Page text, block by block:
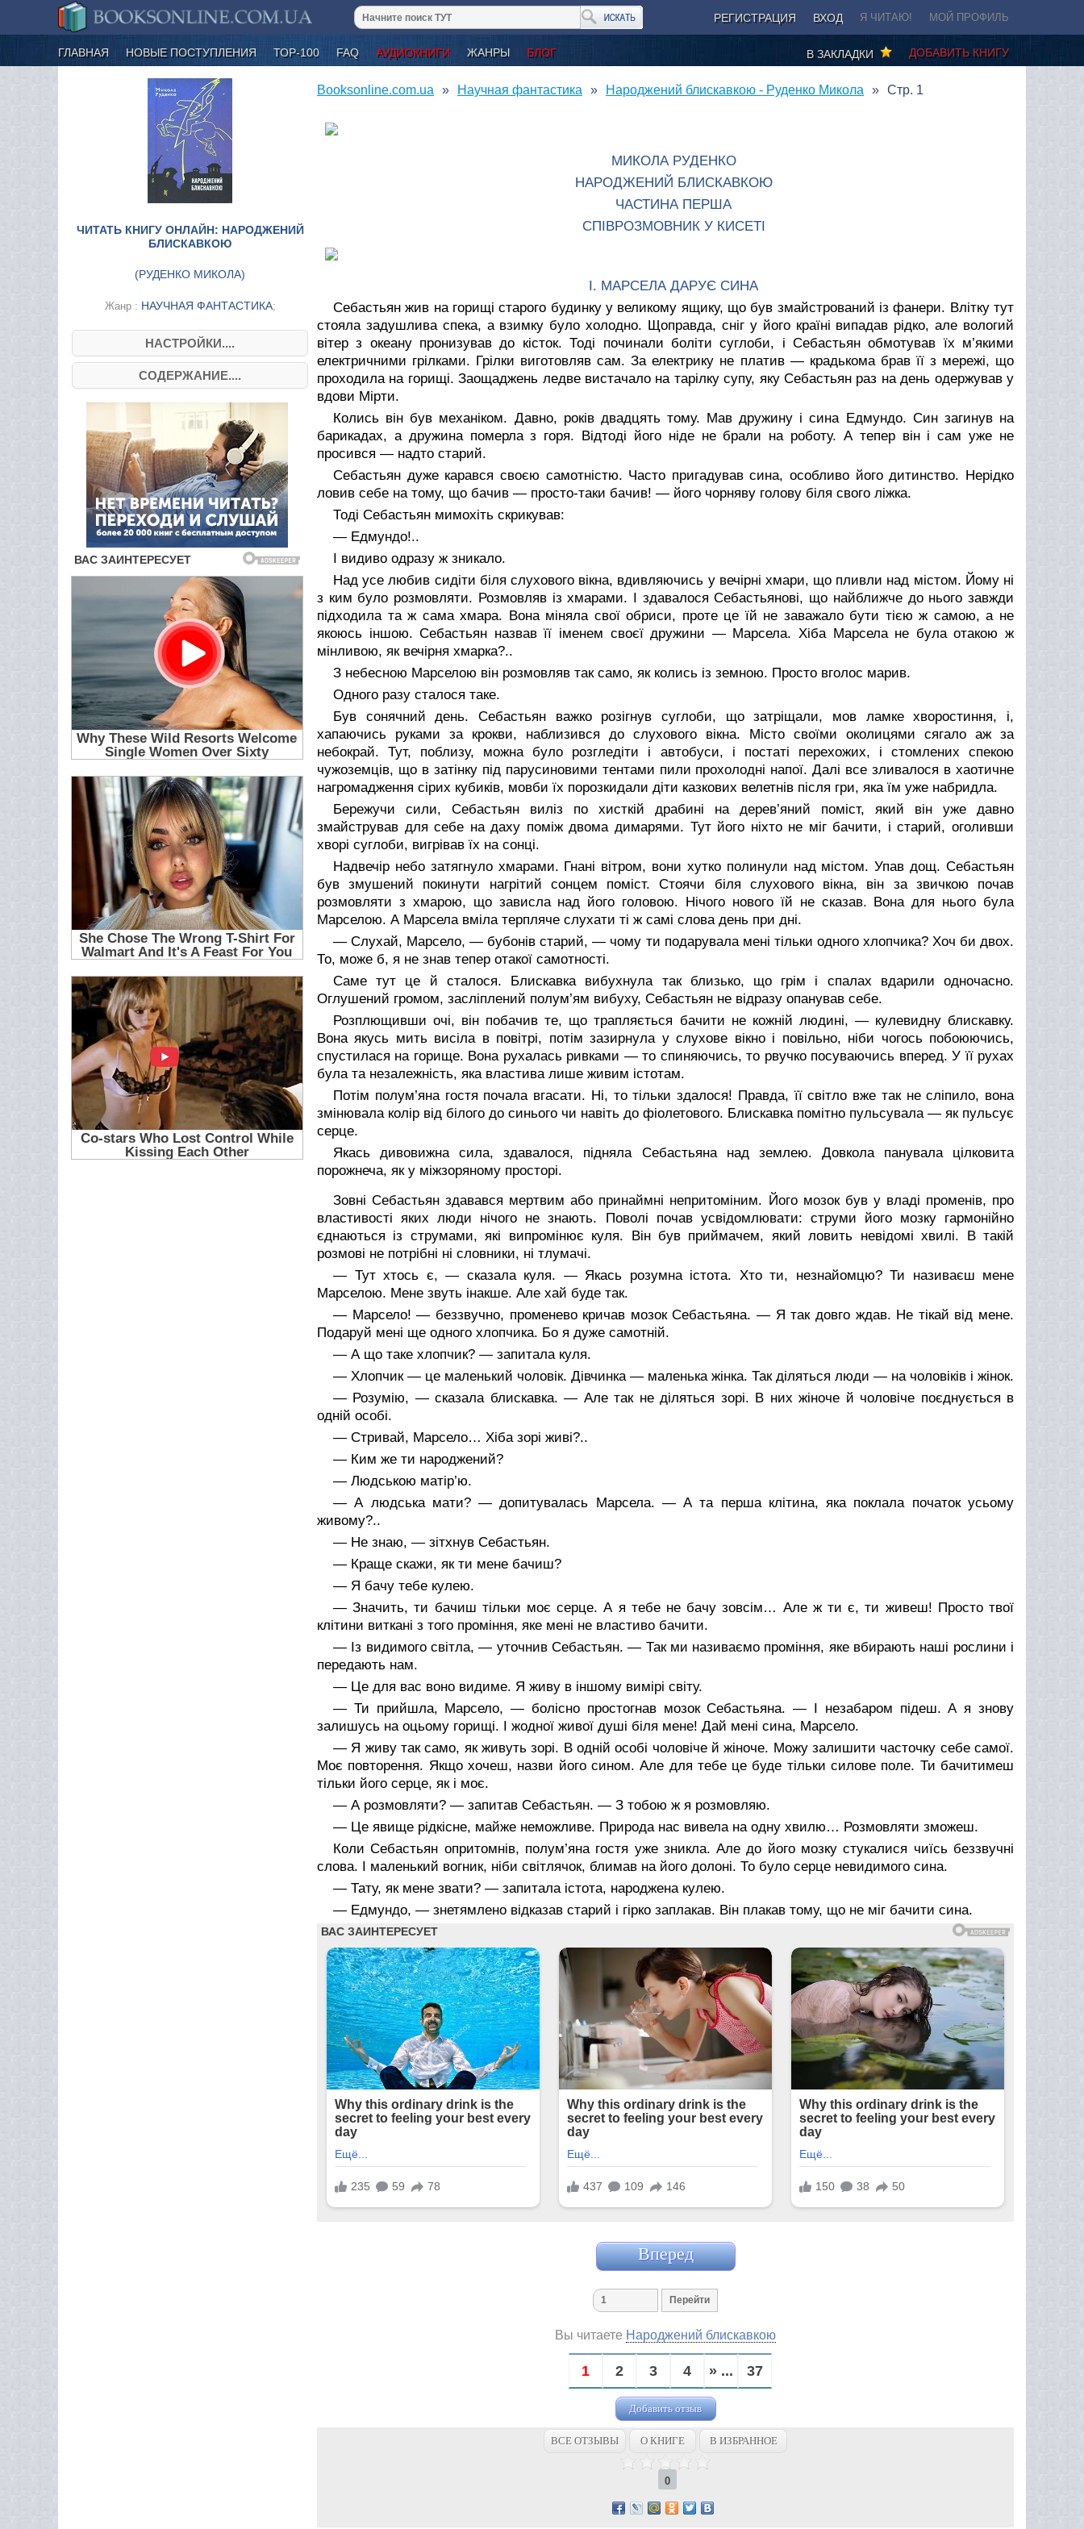
РЕГИСТРАЦИЯ ВХОД Я ЧИТАЮ! МОЙ ПРОФИЛЬ
ГЛАВНАЯ НОВЫЕ ПОСТУПЛЕНИЯ ТОР-100 FAQ АУДИОКНИГИ ЖАНРЫ БЛОГ ДОБАВИТЬ КНИГУ
В ЗАКЛАДКИ
ЧИТАТЬ КНИГУ ОНЛАЙН: НАРОДЖЕНИЙ
БЛИСКАВКОЮ
(РУДЕНКО МИКОЛА)
Жанр : НАУЧНАЯ ФАНТАСТИКА;
НАСТРОЙКИ....
СОДЕРЖАНИЕ....
Booksonline.com.ua Научная фантастика Народжений блискавкою - Руденко Микола Стр. 1
МИКОЛА РУДЕНКО
НАРОДЖЕНИЙ БЛИСКАВКОЮ
ЧАСТИНА ПЕРША
СПІВРОЗМОВНИК У КИСЕТІ
I. МАРСЕЛА ДАРУЄ СИНА
Себастьян жив на горищі старого будинку у великому ящику, що був змайстрований із фанери. Влітку тут
стояла задушлива спека, а взимку було холодно. Щоправда, сніг у його країні випадав рідко, але вологий
вітер з океану пронизував до кісток. Тоді починали боліти суглоби, і Себастьян обмотував їх м’якими
електричними грілками. Грілки виготовляв сам. За електрику не платив — крадькома брав її з мережі, що
проходила на горищі. Заощаджень ледве вистачало на тарілку супу, яку Себастьян раз на день одержував у
вдови Мірти.
Колись він був механіком. Давно, років двадцять тому. Мав дружину і сина Едмундо. Син загинув на
барикадах, а дружина померла з горя. Відтоді його ніде не брали на роботу. А тепер він і сам уже не
просився — надто старий.
Себастьян дуже карався своєю самотністю. Часто пригадував сина, особливо його дитинство. Нерідко
ловив себе на тому, що бачив — просто-таки бачив! — його чорняву голову біля свого ліжка.
Тоді Себастьян мимохіть скрикував:
— Едмундо!..
І видиво одразу ж зникало.
Над усе любив сидіти біля слухового вікна, вдивляючись у вечірні хмари, що пливли над містом. Йому ні
з ким було розмовляти. Розмовляв із хмарами. І здавалося Себастьянові, що найближче до нього завжди
підходила та ж сама хмара. Вона міняла свої обриси, проте це їй не заважало бути тією ж самою, а не
якоюсь іншою. Себастьян назвав її іменем своєї дружини — Марсела. Хіба Марсела не була отакою ж
мінливою, як вечірня хмарка?..
З небесною Марселою він розмовляв так само, як колись із земною. Просто вголос марив.
Одного разу сталося таке.
Був сонячний день. Себастьян важко розігнув суглоби, що затріщали, мов ламке хворостиння, і,
хапаючись руками за крокви, наблизився до слухового вікна. Місто своїми околицями сягало аж за
небокрай. Тут, поблизу, можна було розгледіти і автобуси, і постаті перехожих, і стомлених спекою
чужоземців, що в затінку під парусиновими тентами пили прохолодні напої. Далі все зливалося в хаотичне
нагромадження сірих кубиків, мовби їх порозкидали діти казкових велетнів після гри, яка їм уже набридла.
Бережучи сили, Себастьян виліз по хисткій драбині на дерев’яний поміст, який він уже давно
змайстрував для себе на даху поміж двома димарями. Тут його ніхто не міг бачити, і старий, оголивши
хворі суглоби, вигрівав їх на сонці.
Надвечір небо затягнуло хмарами. Гнані вітром, вони хутко полинули над містом. Упав дощ. Себастьян
був змушений покинути нагрітий сонцем поміст. Стоячи біля слухового вікна, він за звичкою почав
розмовляти з хмарою, що зависла над його головою. Нічого нового їй не сказав. Вона для нього була
Марселою. А Марсела вміла терпляче слухати ті ж самі слова день при дні.
— Слухай, Марсело, — бубонів старий, — чому ти подарувала мені тільки одного хлопчика? Хоч би двох.
То, може б, я не знав тепер отакої самотності.
Саме тут це й сталося. Блискавка вибухнула так близько, що грім і спалах вдарили одночасно.
Оглушений громом, засліплений полум’ям вибуху, Себастьян не відразу опанував себе.
Розплющивши очі, він побачив те, що трапляється бачити не кожній людині, — кулевидну блискавку.
Вона якусь мить висіла в повітрі, потім зазирнула у слухове вікно і повільно, ніби чогось побоюючись,
спустилася на горище. Вона рухалась ривками — то спиняючись, то рвучко посуваючись вперед. У її рухах
була та незалежність, яка властива лише живим істотам.
Потім полум’яна гостя почала вгасати. Ні, то тільки здалося! Правда, її світло вже так не сліпило, вона
змінювала колір від білого до синього чи навіть до фіолетового. Блискавка помітно пульсувала — як пульсує
серце.
Якась дивовижна сила, здавалося, підняла Себастьяна над землею. Довкола панувала цілковита
порожнеча, як у міжзоряному просторі.
Зовні Себастьян здавався мертвим або принаймні непритоміним. Його мозок був у владі променів, про
властивості яких люди нічого не знають. Поволі почав усвідомлювати: струми його мозку гармонійно
єднаються із струмами, які випромінює куля. Він був приймачем, який ловить невідомі хвилі. В такій
розмові не потрібні ні словники, ні тлумачі.
— Тут хтось є, — сказала куля. — Якась розумна істота. Хто ти, незнайомцю? Ти називаєш мене
Марселою. Мене звуть інакше. Але хай буде так.
— Марсело! — беззвучно, променево кричав мозок Себастьяна. — Я так довго ждав. Не тікай від мене.
Подаруй мені ще одного хлопчика. Бо я дуже самотній.
— А що таке хлопчик? — запитала куля.
— Хлопчик — це маленький чоловік. Дівчинка — маленька жінка. Так діляться люди — на чоловіків і жінок.
— Розумію, — сказала блискавка. — Але так не діляться зорі. В них жіноче й чоловіче поєднується в
одній особі.
— Стривай, Марсело… Хіба зорі живі?..
— Ким же ти народжений?
— Людською матір’ю.
— А людська мати? — допитувалась Марсела. — А та перша клітина, яка поклала початок усьому
живому?..
— Не знаю, — зітхнув Себастьян.
— Краще скажи, як ти мене бачиш?
— Я бачу тебе кулею.
— Значить, ти бачиш тільки моє серце. А я тебе не бачу зовсім… Але ж ти є, ти живеш! Просто твої
клітини виткані з того проміння, яке мені не властиво бачити.
— Із видимого світла, — уточнив Себастьян. — Так ми називаємо проміння, яке вбирають наші рослини і
передають нам.
— Це для вас воно видиме. Я живу в іншому вимірі світу.
— Ти прийшла, Марсело, — болісно простогнав мозок Себастьяна. — І незабаром підеш. А я знову
залишусь на оцьому горищі. І жодної живої душі біля мене! Дай мені сина, Марсело.
— Я живу так само, як живуть зорі. В одній особі чоловіче й жіноче. Можу залишити часточку себе самої.
Моє повторення. Якщо хочеш, назви його сином. Але для тебе це буде тільки силове поле. Ти бачитимеш
тільки його серце, як і моє.
— А розмовляти? — запитав Себастьян. — З тобою ж я розмовляю.
— Це явище рідкісне, майже неможливе. Природа нас вивела на одну хвилю… Розмовляти зможеш.
Коли Себастьян опритомнів, полум’яна гостя уже зникла. Але до його мозку стукалися чиїсь беззвучні
слова. І маленький вогник, ніби світлячок, блимав на його долоні. То було серце невидимого сина.
— Тату, як мене звати? — запитала істота, народжена кулею.
— Едмундо, — знетямлено відказав старий і гірко заплакав. Він плакав тому, що не міг бачити сина.
Вперед
Вы читаете Народжений блискавкою
1 2 3 4 » ... 37
Добавить отзыв
ВСЕ ОТЗЫВЫ О КНИГЕ В ИЗБРАННОЕ
0